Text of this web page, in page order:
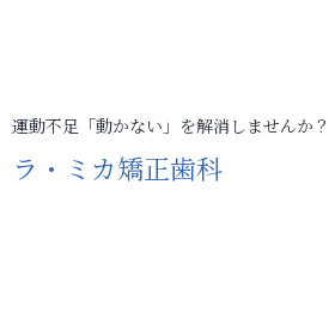
運動不足「動かない」を解消しませんか？
ラ・ミカ矯正歯科